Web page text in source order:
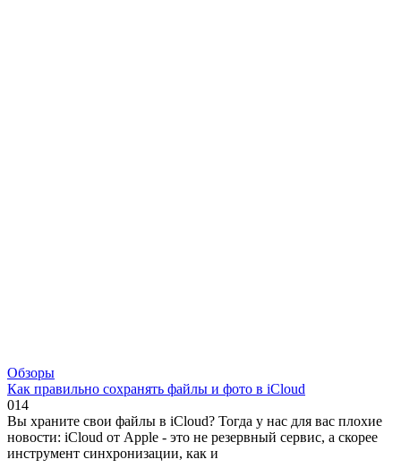
Обзоры
Как правильно сохранять файлы и фото в iCloud
014
Вы храните свои файлы в iCloud? Тогда у нас для вас плохие
новости: iCloud от Apple - это не резервный сервис, а скорее
инструмент синхронизации, как и